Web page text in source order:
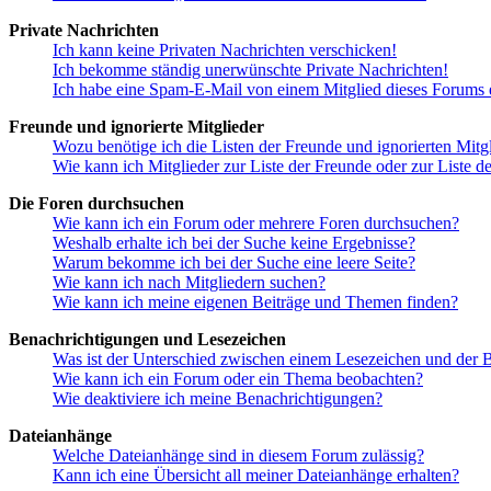
Private Nachrichten
Ich kann keine Privaten Nachrichten verschicken!
Ich bekomme ständig unerwünschte Private Nachrichten!
Ich habe eine Spam-E-Mail von einem Mitglied dieses Forums
Freunde und ignorierte Mitglieder
Wozu benötige ich die Listen der Freunde und ignorierten
Wie kann ich Mitglieder zur Liste der Freunde oder zur Liste
Die Foren durchsuchen
Wie kann ich ein Forum oder mehrere Foren durchsuchen?
Weshalb erhalte ich bei der Suche keine Ergebnisse?
Warum bekomme ich bei der Suche eine leere Seite?
Wie kann ich nach Mitgliedern suchen?
Wie kann ich meine eigenen Beiträge und Themen finden?
Benachrichtigungen und Lesezeichen
Was ist der Unterschied zwischen einem Lesezeichen und der
Wie kann ich ein Forum oder ein Thema beobachten?
Wie deaktiviere ich meine Benachrichtigungen?
Dateianhänge
Welche Dateianhänge sind in diesem Forum zulässig?
Kann ich eine Übersicht all meiner Dateianhänge erhalten?